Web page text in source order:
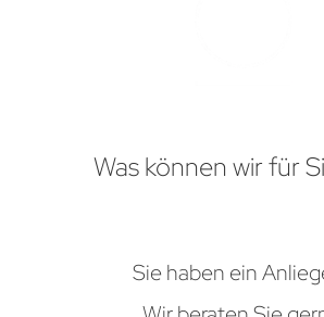
Was können wir für
Sie haben ein